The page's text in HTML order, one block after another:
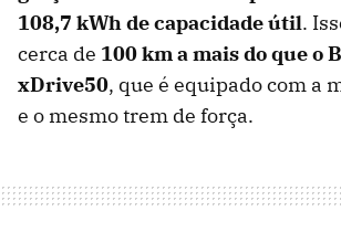
108,7 kWh de capacidade útil.
cerca de 100 km a mais do que o
xDrive50, que é equipado com a
e o mesmo trem de força.